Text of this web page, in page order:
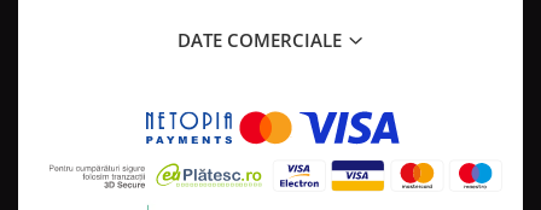
DATE COMERCIALE